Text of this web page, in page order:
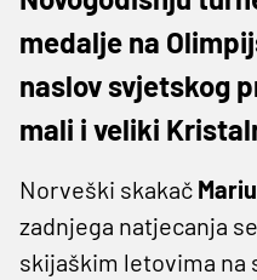
medalje na
naslov svjetskog
mali i veliki
Norveški skakač
zadnjega natjecanja
skijaškim letovima na